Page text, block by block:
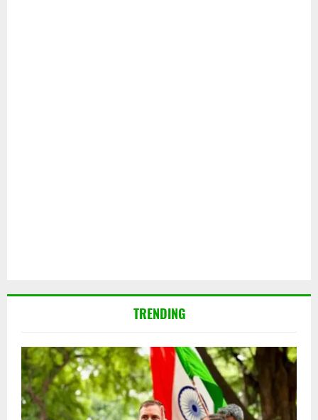
TRENDING